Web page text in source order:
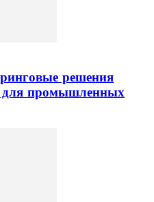
решения
для промышленных